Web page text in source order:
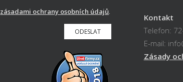
zásadami ochrany osobních údajů.
Kontakt
Telefon:
E-mail:
Zásady